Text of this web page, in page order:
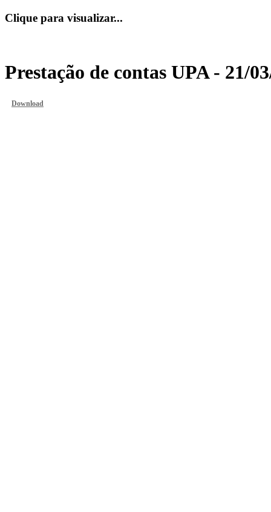
Clique para visualizar...
Prestação de contas UPA - 21/
Download